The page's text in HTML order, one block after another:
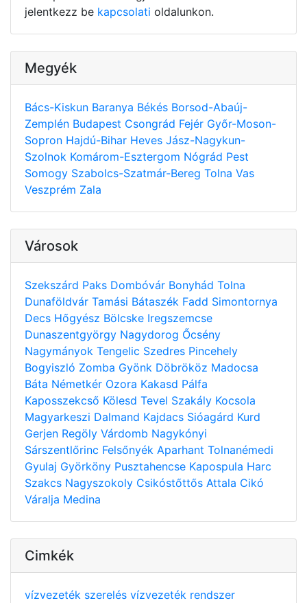
jelentkezz be kapcsolati oldalunkon.
Megyék
Bács-Kiskun Baranya Békés Borsod-Abaúj-
Zemplén Budapest Csongrád Fejér Győr-Moson-
Sopron Hajdú-Bihar Heves Jász-Nagykun-
Szolnok Komárom-Esztergom Nógrád Pest
Somogy Szabolcs-Szatmár-Bereg Tolna Vas
Veszprém Zala
Városok
Szekszárd Paks Dombóvár Bonyhád Tolna
Dunaföldvár Tamási Bátaszék Fadd Simontornya
Decs Hőgyész Bölcske Iregszemcse
Dunaszentgyörgy Nagydorog Őcsény
Nagymányok Tengelic Szedres Pincehely
Bogyiszló Zomba Gyönk Döbrököz Madocsa
Báta Németkér Ozora Kakasd Pálfa
Kaposszekcső Kölesd Tevel Szakály Kocsola
Magyarkeszi Dalmand Kajdacs Sióagárd Kurd
Gerjen Regöly Várdomb Nagykónyi
Sárszentlőrinc Felsőnyék Aparhant Tolnanémedi
Gyulaj Györköny Pusztahencse Kapospula Harc
Szakcs Nagyszokoly Csikóstőttős Attala Cikó
Váralja Medina
Cimkék
vízvezeték szerelés vízvezeték rendszer